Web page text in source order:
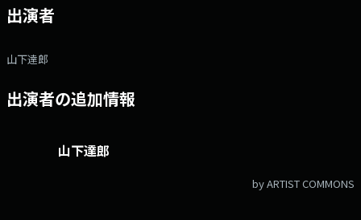
出演者
山下達郎
出演者の追加情報
山下達郎
by ARTIST COMMONS